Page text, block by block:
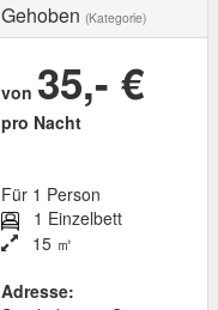
Gehoben (Kategorie)
von 35,- €
pro Nacht
Für 1 Person
1 Einzelbett
15 ㎡
Adresse: